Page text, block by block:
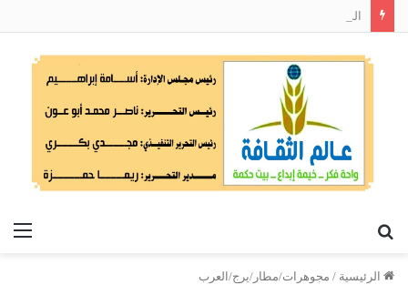
السؤال الطّعين
الرئيسية / مجوهرات/مطار/يرج/العرب